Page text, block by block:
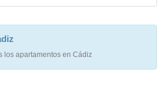
los apartamentos en Cádiz